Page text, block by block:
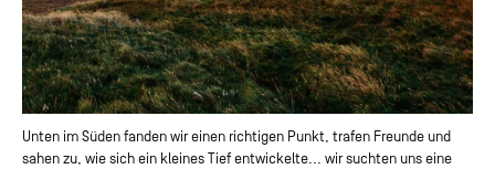
Unten im Süden fanden wir einen richtigen Punkt, trafen Freunde und
sahen zu, wie sich ein kleines Tief entwickelte... wir suchten uns eine